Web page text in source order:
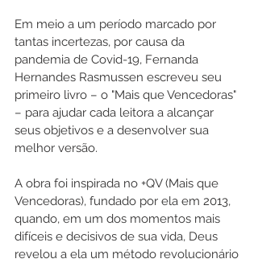
Em meio a um período marcado por
tantas incertezas, por causa da
pandemia de Covid-19, Fernanda
Hernandes Rasmussen escreveu seu
primeiro livro – o "Mais que Vencedoras"
– para ajudar cada leitora a alcançar
seus objetivos e a desenvolver sua
melhor versão.
A obra foi inspirada no +QV (Mais que
Vencedoras), fundado por ela em 2013,
quando, em um dos momentos mais
difíceis e decisivos de sua vida, Deus
revelou a ela um método revolucionário